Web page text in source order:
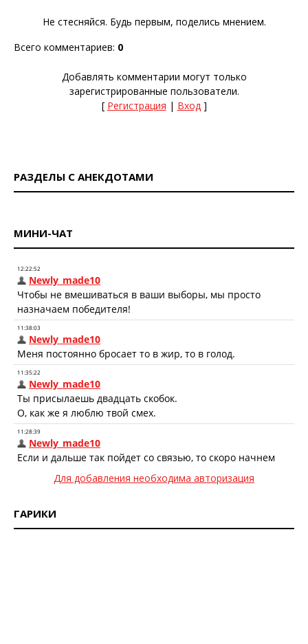
Не стесняйся. Будь первым, поделись мнением.
Всего комментариев: 0
Добавлять комментарии могут только
зарегистрированные пользователи.
[ Регистрация | Вход]
РАЗДЕЛЫ С АНЕКДОТАМИ
МИНИ-ЧАТ
Для добавления необходима авторизация
ГАРИКИ